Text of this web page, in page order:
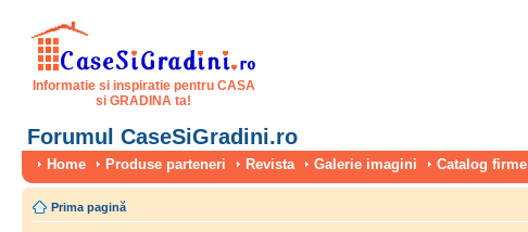
Informatie si inspiratie pentru CASA
si GRADINA ta!
Forumul CaseSiGradini.ro
Home Produse parteneri Revista Galerie imagini Catalog firme
Prima pagină